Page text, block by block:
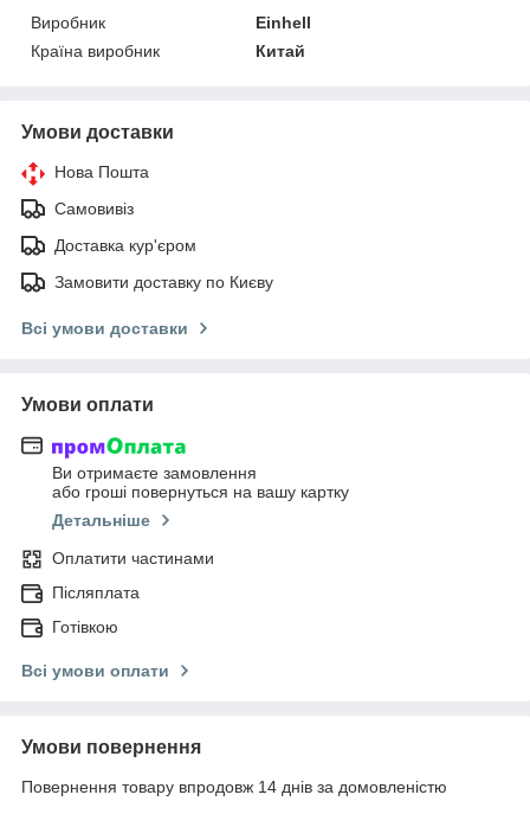
Виробник
Einhell
Країна виробник
Китай
Умови доставки
Нова Пошта
Самовивіз
Доставка кур'єром
Замовити доставку по Києву
Всі умови доставки
Умови оплати
Ви отримаєте замовлення
або гроші повернуться на вашу картку
Детальніше
Оплатити частинами
Післяплата
Готівкою
Всі умови оплати
Умови повернення
Повернення товару впродовж 14 днів за домовленістю